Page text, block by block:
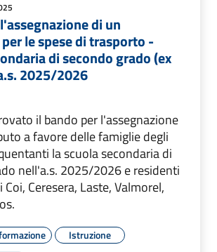
di un
le spese di trasporto -
di secondo grado (ex
2025/2026
il bando per l'assegnazione
a favore delle famiglie degli
la scuola secondaria di
nell'a.s. 2025/2026 e residenti
Ceresera, Laste, Valmorel,
Istruzione